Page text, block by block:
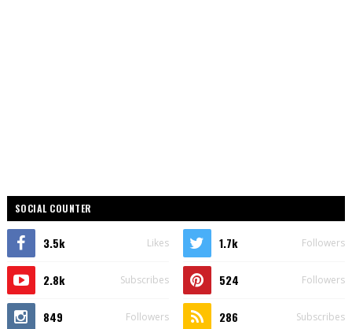
SOCIAL COUNTER
3.5k Likes 1.7k Followers
2.8k Subscribes 524 Followers
849 Followers 286 Subscribes